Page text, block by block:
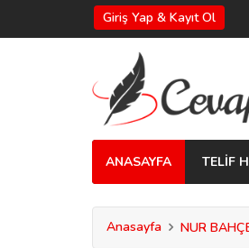
Giriş Yap & Kayıt Ol
ANASAYFA TELİF
Anasayfa NUR